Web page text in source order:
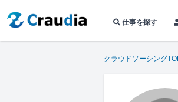
仕事を探す
クラウドソーシング